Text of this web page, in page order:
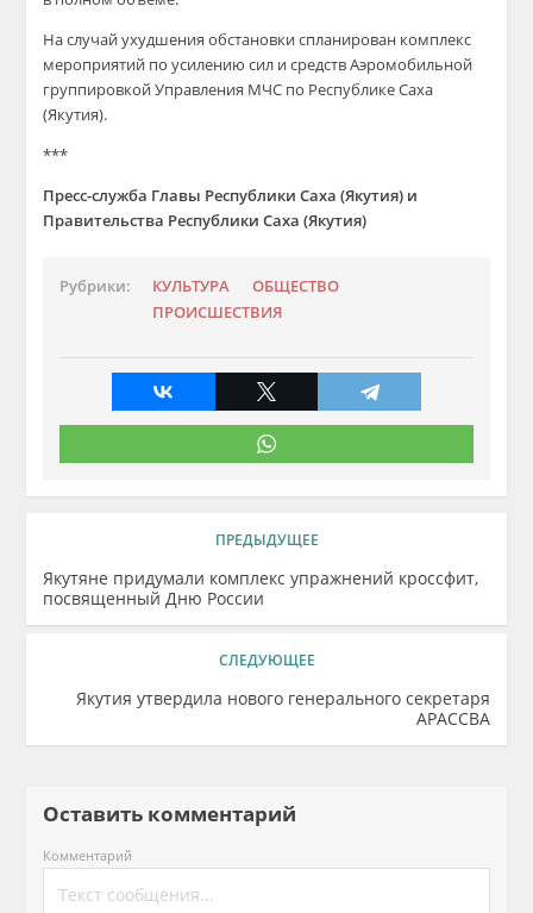
На случай ухудшения обстановки спланирован комплекс
мероприятий по усилению сил и средств Аэромобильной
группировкой Управления МЧС по Республике Саха
(Якутия).
***
Пресс-служба Главы Республики Саха (Якутия) и
Правительства Республики Саха (Якутия)
Рубрики: КУЛЬТУРА
ОБЩЕСТВО
ПРОИСШЕСТВИЯ
ПРЕДЫДУЩЕЕ
Якутяне придумали комплекс упражнений кроссфит,
посвященный Дню России
СЛЕДУЮЩЕЕ
Якутия утвердила нового генерального секретаря
АРАССВА
Оставить комментарий
Комментарий